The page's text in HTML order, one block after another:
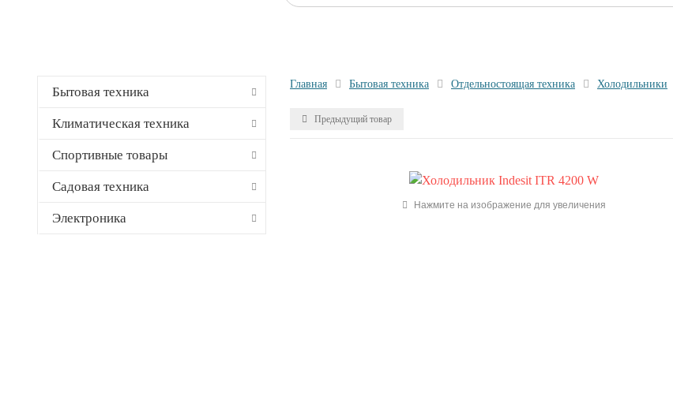
Бытовая техника
Климатическая техника
Спортивные товары
Садовая техника
Электроника
Главная Бытовая техника Отдельностоящая техника Холодильники
Предыдущий товар
Нажмите на изображение для увеличения